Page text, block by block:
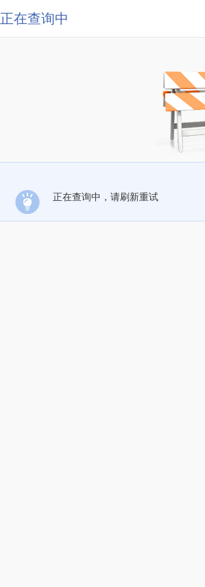
正在查询中
正在查询中，请刷新重试